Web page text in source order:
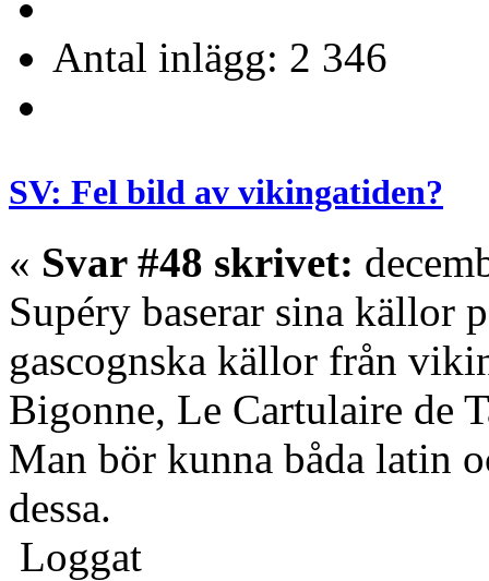
Antal inlägg: 2 346
SV: Fel bild av vikingatiden?
« Svar #48 skrivet:
Supéry baserar sina källor
gascognska källor från
Bigonne, Le Cartulaire de
Man bör kunna båda latin
dessa.
Loggat